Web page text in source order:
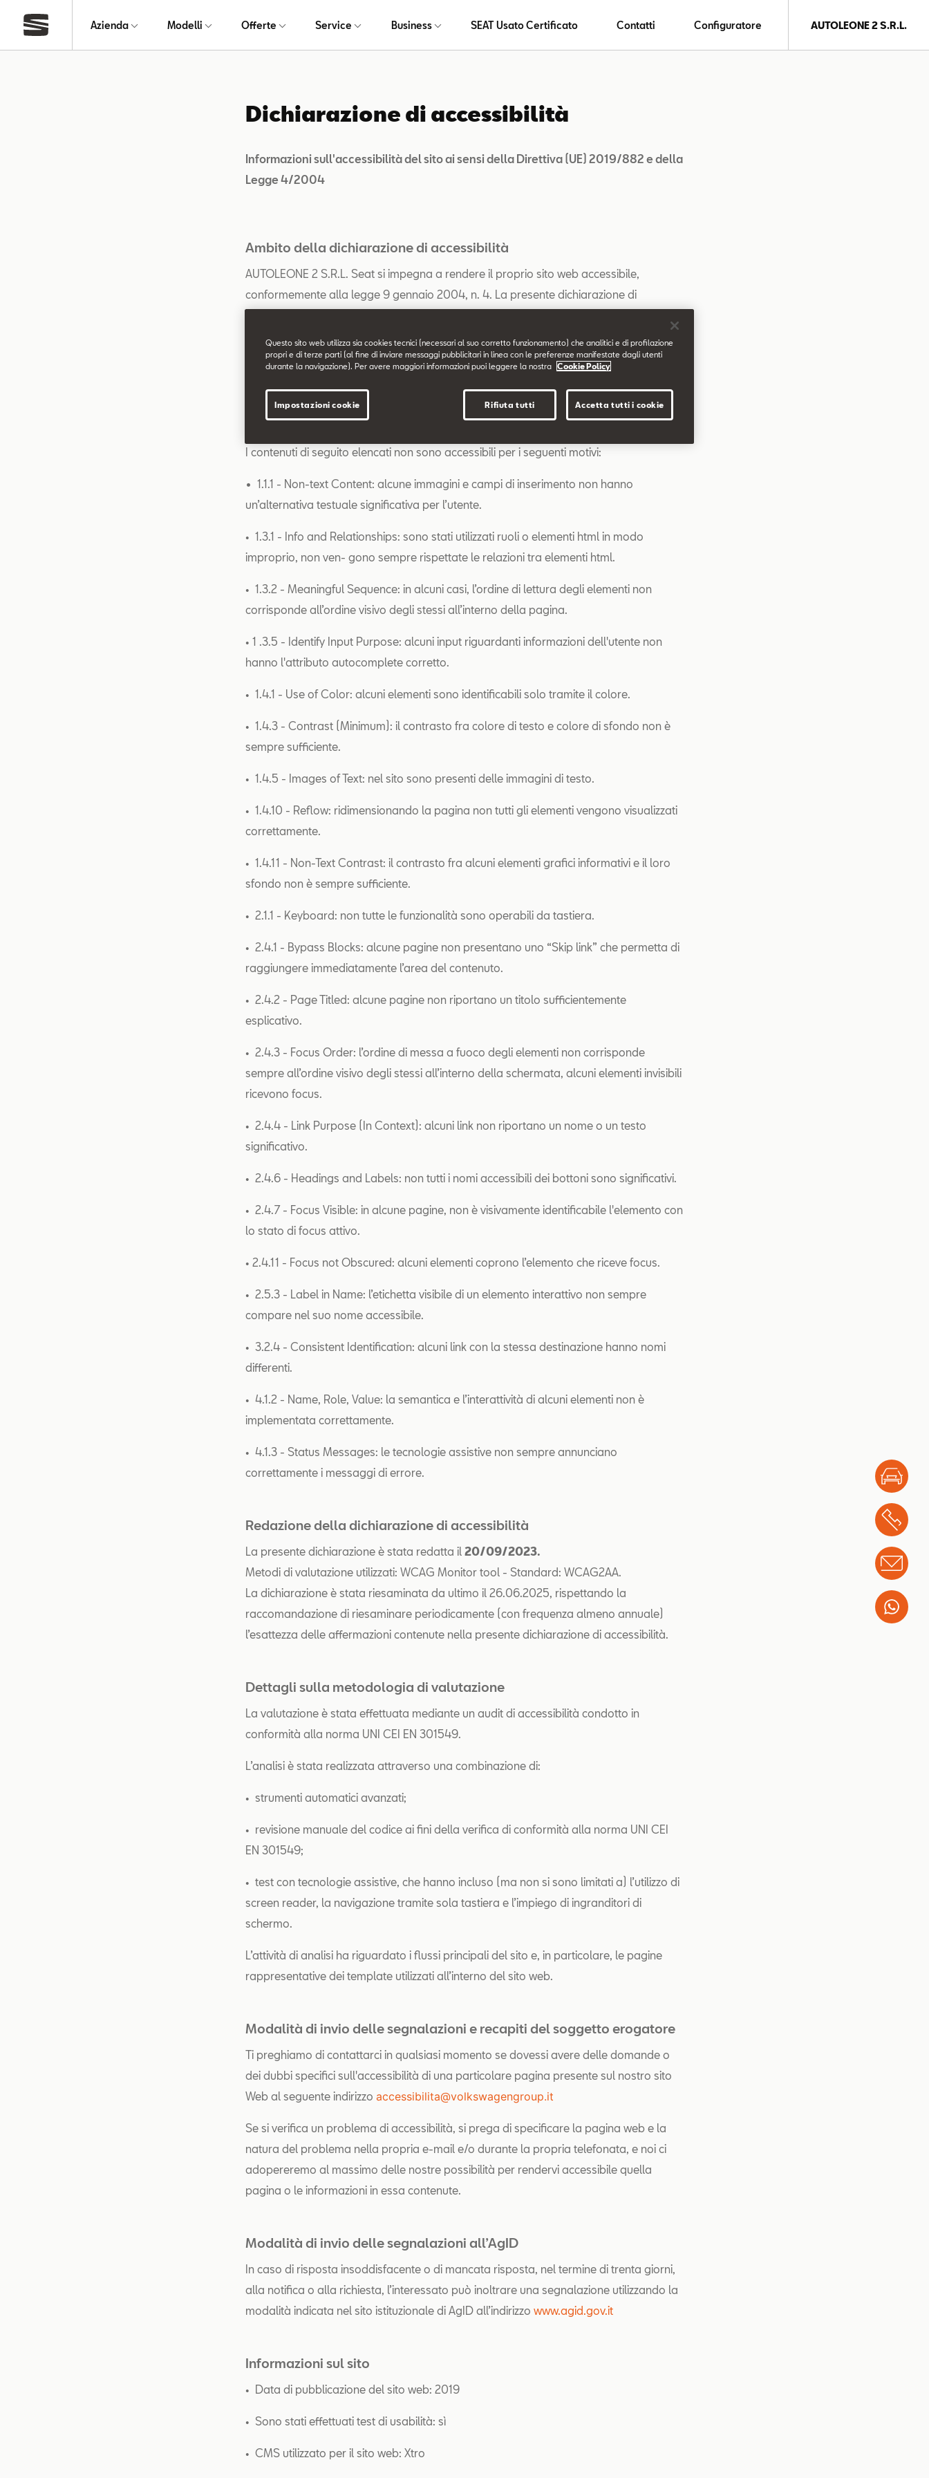
Azienda Modelli Offerte Service Business SEAT Usato Certificato Contatti Configuratore AUTOLEONE 2 S.R.L.
Dichiarazione di accessibilità
Informazioni sull'accessibilità del sito ai sensi della Direttiva (UE) 2019/882 e della
Legge 4/2004
Ambito della dichiarazione di accessibilità
AUTOLEONE 2 S.R.L. Seat si impegna a rendere il proprio sito web accessibile,
conformemente alla legge 9 gennaio 2004, n. 4. La presente dichiarazione di
Stato di conformità
Questo sito web è parzialmente conforme ai requisiti previsti dall’appendice A della
norma UNI CEI EN 301549 in ragione dei casi di non conformità elencati di seguito.
Contenuti non accessibili
I contenuti di seguito elencati non sono accessibili per i seguenti motivi:
• 1.1.1 - Non-text Content: alcune immagini e campi di inserimento non hanno
un’alternativa testuale significativa per l’utente.
• 1.3.1 - Info and Relationships: sono stati utilizzati ruoli o elementi html in modo
improprio, non ven- gono sempre rispettate le relazioni tra elementi html.
• 1.3.2 - Meaningful Sequence: in alcuni casi, l’ordine di lettura degli elementi non
corrisponde all’ordine visivo degli stessi all’interno della pagina.
• 1 .3.5 - Identify Input Purpose: alcuni input riguardanti informazioni dell'utente non
hanno l'attributo autocomplete corretto.
• 1.4.1 - Use of Color: alcuni elementi sono identificabili solo tramite il colore.
• 1.4.3 - Contrast (Minimum): il contrasto fra colore di testo e colore di sfondo non è
sempre sufficiente.
• 1.4.5 - Images of Text: nel sito sono presenti delle immagini di testo.
• 1.4.10 - Reflow: ridimensionando la pagina non tutti gli elementi vengono visualizzati
correttamente.
• 1.4.11 - Non-Text Contrast: il contrasto fra alcuni elementi grafici informativi e il loro
sfondo non è sempre sufficiente.
• 2.1.1 - Keyboard: non tutte le funzionalità sono operabili da tastiera.
• 2.4.1 - Bypass Blocks: alcune pagine non presentano uno “Skip link” che permetta di
raggiungere immediatamente l’area del contenuto.
• 2.4.2 - Page Titled: alcune pagine non riportano un titolo sufficientemente
esplicativo.
• 2.4.3 - Focus Order: l’ordine di messa a fuoco degli elementi non corrisponde
sempre all’ordine visivo degli stessi all’interno della schermata, alcuni elementi invisibili
ricevono focus.
• 2.4.4 - Link Purpose (In Context): alcuni link non riportano un nome o un testo
significativo.
• 2.4.6 - Headings and Labels: non tutti i nomi accessibili dei bottoni sono significativi.
• 2.4.7 - Focus Visible: in alcune pagine, non è visivamente identificabile l'elemento con
lo stato di focus attivo.
• 2.4.11 - Focus not Obscured: alcuni elementi coprono l’elemento che riceve focus.
• 2.5.3 - Label in Name: l’etichetta visibile di un elemento interattivo non sempre
compare nel suo nome accessibile.
• 3.2.4 - Consistent Identification: alcuni link con la stessa destinazione hanno nomi
differenti.
• 4.1.2 - Name, Role, Value: la semantica e l’interattività di alcuni elementi non è
implementata correttamente.
• 4.1.3 - Status Messages: le tecnologie assistive non sempre annunciano
correttamente i messaggi di errore.
Redazione della dichiarazione di accessibilità
La presente dichiarazione è stata redatta il 20/09/2023.
Metodi di valutazione utilizzati: WCAG Monitor tool - Standard: WCAG2AA.
La dichiarazione è stata riesaminata da ultimo il 26.06.2025, rispettando la
raccomandazione di riesaminare periodicamente (con frequenza almeno annuale)
l’esattezza delle affermazioni contenute nella presente dichiarazione di accessibilità.
Dettagli sulla metodologia di valutazione
La valutazione è stata effettuata mediante un audit di accessibilità condotto in
conformità alla norma UNI CEI EN 301549.
L’analisi è stata realizzata attraverso una combinazione di:
• strumenti automatici avanzati;
• revisione manuale del codice ai fini della verifica di conformità alla norma UNI CEI
EN 301549;
• test con tecnologie assistive, che hanno incluso (ma non si sono limitati a) l’utilizzo di
screen reader, la navigazione tramite sola tastiera e l’impiego di ingranditori di
schermo.
L’attività di analisi ha riguardato i flussi principali del sito e, in particolare, le pagine
rappresentative dei template utilizzati all’interno del sito web.
Modalità di invio delle segnalazioni e recapiti del soggetto erogatore
Ti preghiamo di contattarci in qualsiasi momento se dovessi avere delle domande o
dei dubbi specifici sull'accessibilità di una particolare pagina presente sul nostro sito
Web al seguente indirizzo accessibilita@volkswagengroup.it
Se si verifica un problema di accessibilità, si prega di specificare la pagina web e la
natura del problema nella propria e-mail e/o durante la propria telefonata, e noi ci
adopereremo al massimo delle nostre possibilità per rendervi accessibile quella
pagina o le informazioni in essa contenute.
Modalità di invio delle segnalazioni all’AgID
In caso di risposta insoddisfacente o di mancata risposta, nel termine di trenta giorni,
alla notifica o alla richiesta, l’interessato può inoltrare una segnalazione utilizzando la
modalità indicata nel sito istituzionale di AgID all’indirizzo www.agid.gov.it
Informazioni sul sito
• Data di pubblicazione del sito web: 2019
• Sono stati effettuati test di usabilità: sì
• CMS utilizzato per il sito web: Xtro
Questo sito web utilizza sia cookies tecnici (necessari al suo corretto funzionamento) che analitici e di profilazione
propri e di terze parti (al fine di inviare messaggi pubblicitari in linea con le preferenze manifestate dagli utenti
durante la navigazione). Per avere maggiori informazioni puoi leggere la nostra
Cookie Policy
Rifiuta tutti Accetta tutti i cookie
Impostazioni cookie